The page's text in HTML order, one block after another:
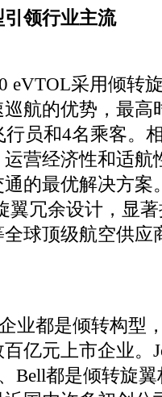
领行业主流
eVTOL采用倾转
航的优势，最高
员和4名乘客。
营经济性和适航
的最优解决方案
翼冗余设计，显
球顶级航空供应
业都是倾转构型
亿元上市企业。
Bell都是倾转旋